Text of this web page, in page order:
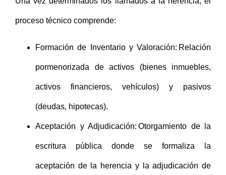
proceso técnico comprende:
Formación de Inventario y Valoración: Relación
pormenorizada de activos (bienes inmuebles,
activos financieros, vehículos) y pasivos
(deudas, hipotecas).
Aceptación y Adjudicación: Otorgamiento de la
escritura pública donde se formaliza la
aceptación de la herencia y la adjudicación de